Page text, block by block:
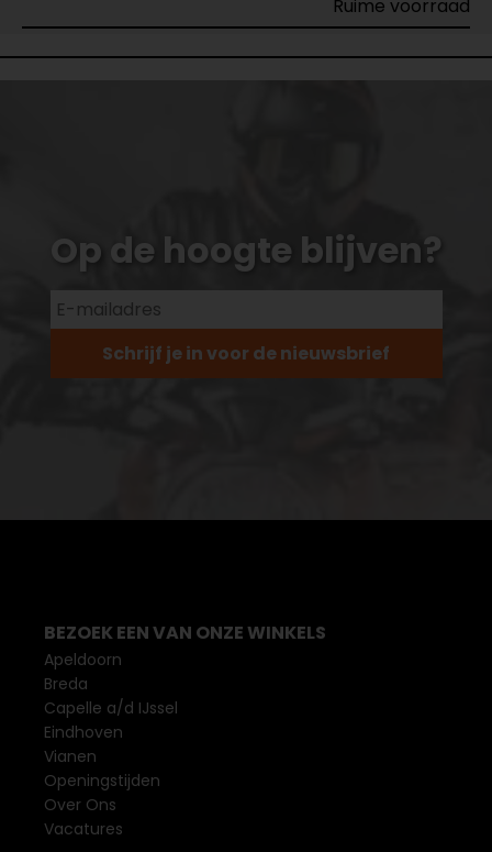
Ruime voorraad
Op de hoogte blijven?
Schrijf je in voor de nieuwsbrief
BEZOEK EEN VAN ONZE WINKELS
Apeldoorn
Breda
Capelle a/d IJssel
Eindhoven
Vianen
Openingstijden
Over Ons
Vacatures